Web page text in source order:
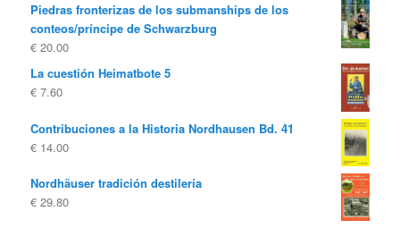
Piedras fronterizas de los submanships de los
conteos/príncipe de Schwarzburg
€ 20.00
La cuestión Heimatbote 5
€ 7.60
Contribuciones a la Historia Nordhausen Bd. 41
€ 14.00
Nordhäuser tradición destilería
€ 29.80